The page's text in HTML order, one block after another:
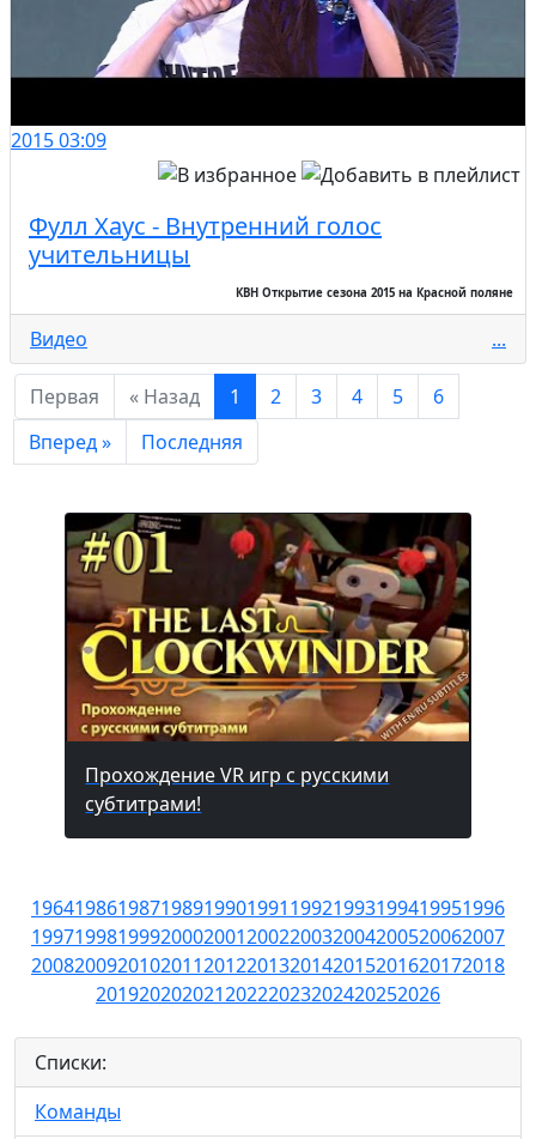
201503:09
Фулл Хаус - Внутренний голос
учительницы
КВН Открытие сезона 2015 на Красной поляне
Видео ...
Первая « Назад 1 2 3 4 5
6
Вперед »
Последняя
Прохождение VR игр с русскими
субтитрами!
19641986198719891990199119921993199419951996
19971998199920002001200220032004200520062007
20082009201020112012201320142015201620172018
20192020202120222023202420252026
Списки:
Команды